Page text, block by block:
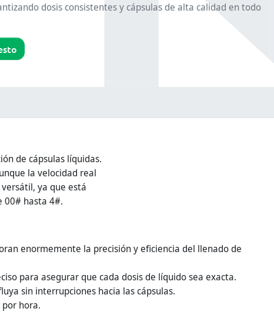
dosis consistentes y cápsulas de alta calidad en todo
de cápsulas líquidas.
la velocidad real
ya que está
00# hasta 4#.
enormemente la precisión y eficiencia del llenado de
para asegurar que cada dosis de líquido sea exacta.
sin interrupciones hacia las cápsulas.
hora.